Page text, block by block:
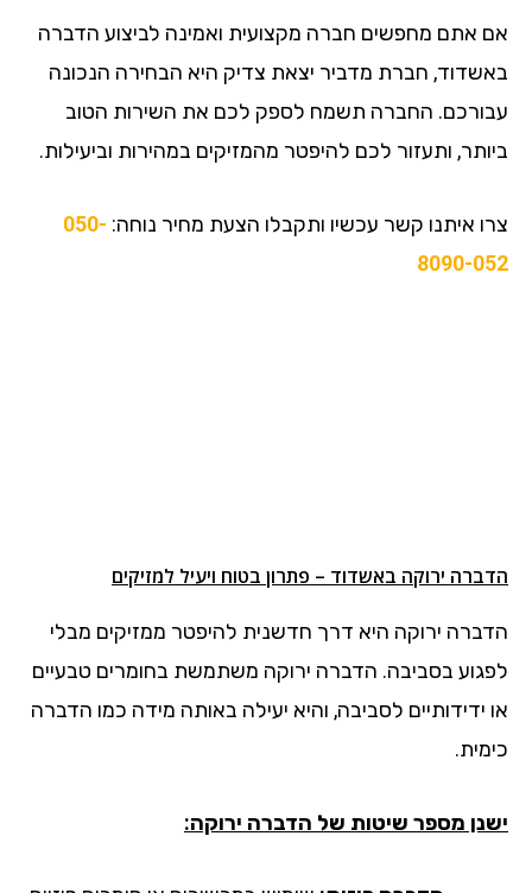
אם אתם מחפשים חברה מקצועית ואמינה לביצוע הדברה
באשדוד, חברת מדביר יצאת צדיק היא הבחירה הנכונה
עבורכם. החברה תשמח לספק לכם את השירות הטוב
ביותר, ותעזור לכם להיפטר מהמזיקים במהירות וביעילות.
צרו איתנו קשר עכשיו ותקבלו הצעת מחיר נוחה: 050-
8090-052
הדברה ירוקה באשדוד – פתרון בטוח ויעיל למזיקים
הדברה ירוקה היא דרך חדשנית להיפטר ממזיקים מבלי
לפגוע בסביבה. הדברה ירוקה משתמשת בחומרים טבעיים
או ידידותיים לסביבה, והיא יעילה באותה מידה כמו הדברה
כימית.
ישנן מספר שיטות של הדברה ירוקה: